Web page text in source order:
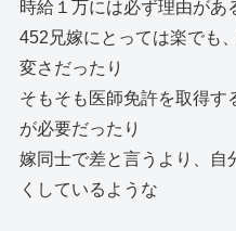
時給１万には必ず理由があ
452兄嫁にとっては楽でも
変さだったり
そもそも医師免許を取得す
が必要だったり
嫁同士で差と言うより、自
くしているような